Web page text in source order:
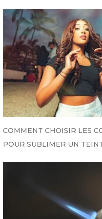
COMMENT CHOISIR LES
POUR SUBLIMER UN